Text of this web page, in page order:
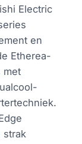
Electric
en
Etherea-
met
strak